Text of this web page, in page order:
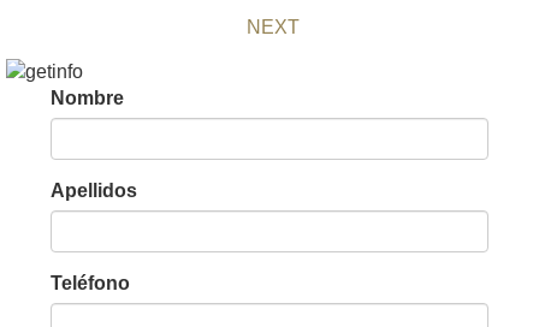
NEXT
Nombre
Apellidos
Teléfono